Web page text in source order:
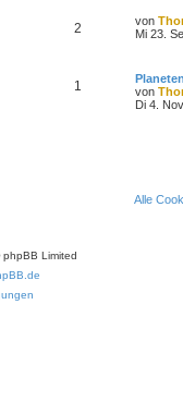
2 von
Mi 23.
1
von
Di 4.
Alle
Limited